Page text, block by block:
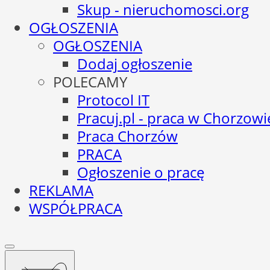
Skup - nieruchomosci.org
OGŁOSZENIA
OGŁOSZENIA
Dodaj ogłoszenie
POLECAMY
Protocol IT
Pracuj.pl - praca w
Praca Chorzów
PRACA
Ogłoszenie o pracę
REKLAMA
WSPÓŁPRACA